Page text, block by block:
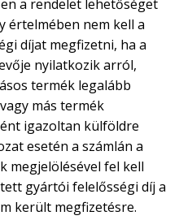
a rendelet lehetőséget
értelmében nem kell a
díjat megfizetni, ha a
nyilatkozik arról,
termék legalább
más termék
igazoltan külföldre
esetén a számlán a
megjelölésével fel kell
gyártói felelősségi díj a
került megfizetésre.